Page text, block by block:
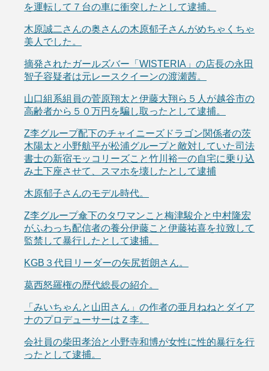
を運転して７台の車に衝突したとして逮捕。
木原誠二さんの奥さんの木原郁子さんがめちゃくちゃ
美人でした。
摘発されたガールズバー「WISTERIA」の店長の永田
智子容疑者は元レースクイーンの渡瀬茜。
山口組系組員の菅原翔太と伊藤大翔ら５人が越谷市の
高齢者から５０万円を騙し取ったとして逮捕。
Z李グループ配下のチャイニーズドラゴン関係者の茨
木陽太と小野航平が松浦グループと敵対していた司法
書士の新宿モッコリーズこと竹川裕一の自宅に乗り込
み土下座させて、スマホを壊したとして逮捕
木原郁子さんのモデル時代。
Z李グループ傘下のタワマンこと梅津駿介と中村隆宏
がふわっち配信者の養分伊藤こと伊藤祐喜を拉致して
監禁して暴行したとして逮捕。
KGB３代目リーダーの矢尻哲朗さん。
葛西怒羅権の歴代総長の紹介。
「みいちゃんと山田さん」の作者の亜月ねねとダイア
ナのプロデューサーはＺ李。
会社員の柴田孝治と小野寺和博が女性に性的暴行を行
ったとして逮捕。